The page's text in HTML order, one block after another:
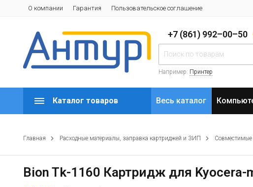
О компании Гарантия Пользовательское соглашение
+7 (861) 992–00–50
Например: Принтер
Каталог товаров Весь каталог
Главная Расходные материалы, заправка картриджей и ЗИП Совместимые
Bion Tk-1160 Картридж для